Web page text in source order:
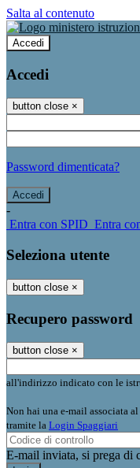
Salta al contenuto
Accedi
Accedi
button close ×
Password dimenticata?
-
Entra con SPID Entra
Seleziona utente
button close ×
Recupero password
button close ×
all'indirizzo indicato con le
Non hai una e-mail associata
tramite la Login Spaggiari
E-mail inviata, si prega di